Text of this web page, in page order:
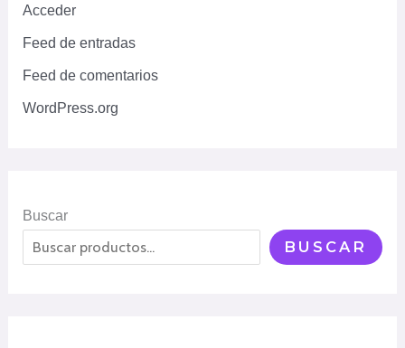
Acceder
Feed de entradas
Feed de comentarios
WordPress.org
Buscar
BUSCAR